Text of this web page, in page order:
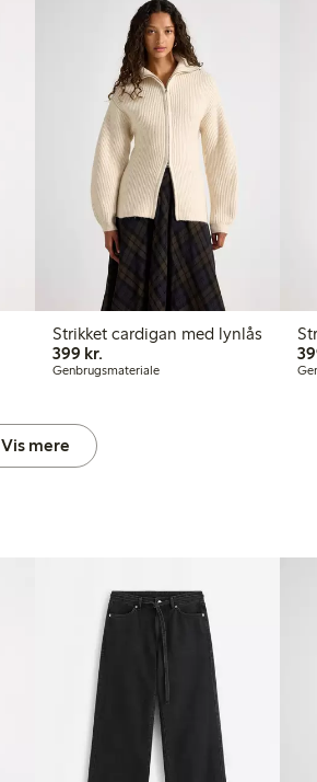
Strikket cardigan med lynlås
399 kr.
Genbrugsmateriale
Vis mere